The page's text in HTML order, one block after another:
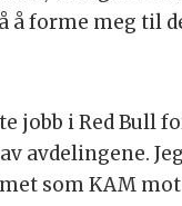
forme meg til
jobb i Red Bull
avdelingene.
som KAM mot